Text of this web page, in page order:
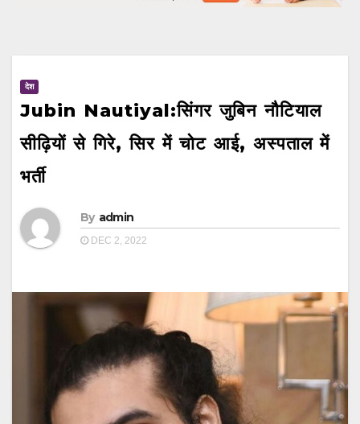
देश
Jubin Nautiyal:सिंगर जुबिन नौटियाल
सीढ़ियों से गिरे, सिर में चोट आई, अस्पताल में
भर्ती
By admin
DEC 2, 2022